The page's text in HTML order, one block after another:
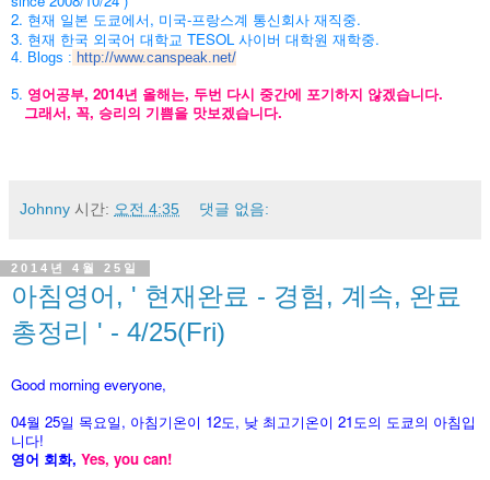
2. 현재 일본 도쿄에서, 미국-프랑스계 통신회사 재직중.
3. 현재 한국 외국어 대학교 TESOL 사이버 대학원 재학중.
4. Blogs : http://www.canspeak.net/
5. 영어공부, 2014년 올해는, 두번 다시 중간에 포기하지 않겠습니다.
그래서, 꼭, 승리의 기쁨을 맛보겠습니다.
Johnny 시간: 오전 4:35 댓글 없음:
2014년 4월 25일
아침영어, ' 현재완료 - 경험, 계속, 완료
총정리 ' - 4/25(Fri)
Good morning everyone,
04월 25일 목요일, 아침기온이 12도, 낮 최고기온이 21도의 도쿄의 아침입
니다!
영어 회화, Yes, you can!